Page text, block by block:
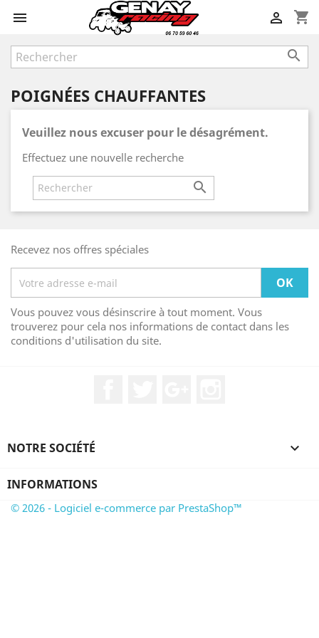
 shopping_cart


POIGNÉES CHAUFFANTES
Veuillez nous excuser pour le désagrément.
Effectuez une nouvelle recherche

Recevez nos offres spéciales
Vous pouvez vous désinscrire à tout moment. Vous
trouverez pour cela nos informations de contact dans les
conditions d'utilisation du site.
NOTRE SOCIÉTÉ 
INFORMATIONS
© 2026 - Logiciel e-commerce par PrestaShop™